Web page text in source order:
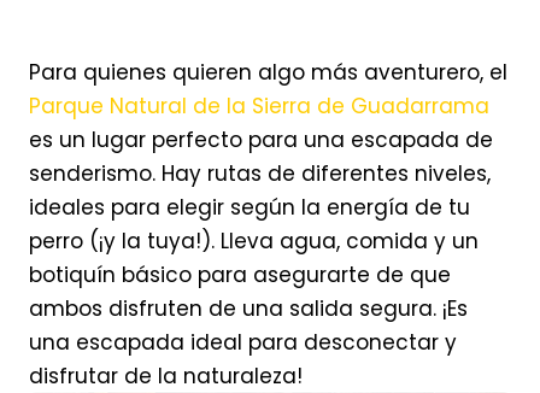
Para quienes quieren algo más aventurero, el
Parque Natural de la Sierra de Guadarrama
es un lugar perfecto para una escapada de
senderismo. Hay rutas de diferentes niveles,
ideales para elegir según la energía de tu
perro (¡y la tuya!). Lleva agua, comida y un
botiquín básico para asegurarte de que
ambos disfruten de una salida segura. ¡Es
una escapada ideal para desconectar y
disfrutar de la naturaleza!